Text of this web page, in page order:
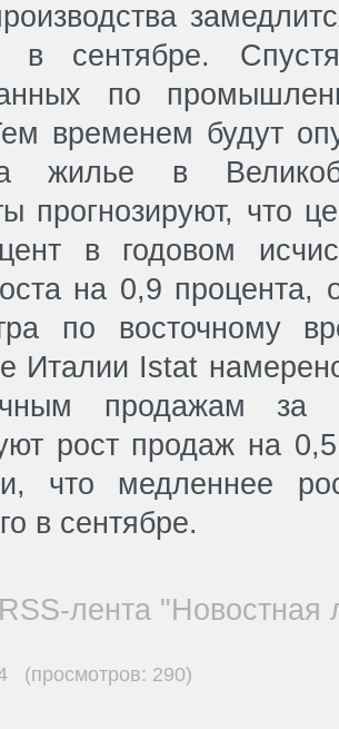
в сентябре.
по
временем будут
жилье в
прогнозируют, что
в годовом
на 0,9 процента,
по восточному
Италии Istat
продажам за
рост продаж на
что медленнее
в сентябре.
лента "Новостная
(просмотров: 290)